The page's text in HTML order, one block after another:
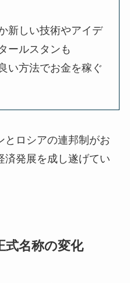
新しい技術やアイデ
ールスタンも
い方法でお金を稼ぐ
とロシアの連邦制がお
済発展を成し遂げてい
式名称の変化